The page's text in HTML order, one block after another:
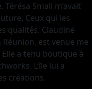
Small m’avait
Ceux qui les
qualités. Claudine
est venue me
a tenu boutique à
L’île lui a
créations.